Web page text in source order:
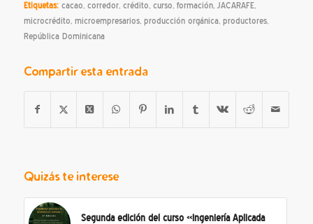
Etiquetas: cacao, corredor, crédito, curso, formación, JACARAFE,
microcrédito, microempresarios, producción orgánica, productores,
República Dominicana
Compartir esta entrada
Quizás te interese
Segunda edición del curso «Ingeniería Aplicada